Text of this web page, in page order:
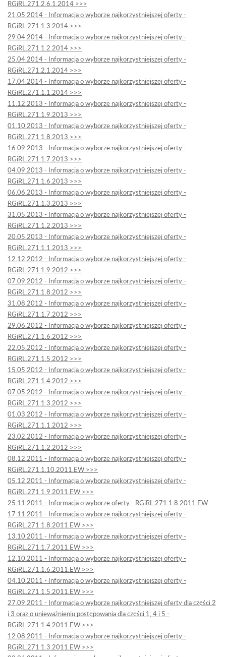
RGiRL.271.2.6.1.2014 >>>
21.05.2014 - Informacja o wyborze najkorzystniejszej oferty -
RGiRL.271.1.3.2014 >>>
29.04.2014 - Informacja o wyborze najkorzystniejszej oferty -
RGiRL.271.1.2.2014 >>>
25.04.2014 - Informacja o wyborze najkorzystniejszej oferty -
RGiRL.271.2.1.2014 >>>
17.04.2014 - Informacja o wyborze najkorzystniejszej oferty -
RGiRL.271.1.1.2014 >>>
11.12.2013 - Informacja o wyborze najkorzystniejszej oferty -
RGiRL.271.1.9.2013 >>>
01.10.2013 - Informacja o wyborze najkorzystniejszej oferty -
RGiRL.271.1.8.2013 >>>
16.09.2013 - Informacja o wyborze najkorzystniejszej oferty -
RGiRL.271.1.7.2013 >>>
04.09.2013 - Informacja o wyborze najkorzystniejszej oferty -
RGiRL.271.1.6.2013 >>>
06.06.2013 - Informacja o wyborze najkorzystniejszej oferty -
RGiRL.271.1.3.2013 >>>
31.05.2013 - Informacja o wyborze najkorzystniejszej oferty -
RGiRL.271.1.2.2013 >>>
20.05.2013 - Informacja o wyborze najkorzystniejszej oferty -
RGiRL.271.1.1.2013 >>>
12.12.2012 - Informacja o wyborze najkorzystniejszej oferty -
RGiRL.271.1.9.2012 >>>
07.09.2012 - Informacja o wyborze najkorzystniejszej oferty -
RGiRL.271.1.8.2012 >>>
31.08.2012 - Informacja o wyborze najkorzystniejszej oferty -
RGiRL.271.1.7.2012 >>>
29.06.2012 - Informacja o wyborze najkorzystniejszej oferty -
RGiRL.271.1.6.2012 >>>
22.05.2012 - Informacja o wyborze najkorzystniejszej oferty -
RGiRL.271.1.5.2012 >>>
15.05.2012 - Informacja o wyborze najkorzystniejszej oferty -
RGiRL.271.1.4.2012 >>>
07.05.2012 - Informacja o wyborze najkorzystniejszej oferty -
RGiRL.271.1.3.2012 >>>
01.03.2012 - Informacja o wyborze najkorzystniejszej oferty -
RGiRL.271.1.1.2012 >>>
23.02.2012 - Informacja o wyborze najkorzystniejszej oferty -
RGiRL.271.1.2.2012 >>>
08.12.2011 - Informacja o wyborze najkorzystniejszej oferty -
RGiRL.271.1.10.2011.EW >>>
05.12.2011 - Informacja o wyborze najkorzystniejszej oferty -
RGiRL.271.1.9.2011.EW >>>
25.11.2011 - Informacja o wyborze oferty - RGiRL.271.1.8.2011.EW
17.11.2011 - Informacja o wyborze najkorzystniejszej oferty -
RGiRL.271.1.8.2011.EW >>>
13.10.2011 - Informacja o wyborze najkorzystniejszej oferty -
RGiRL.271.1.7.2011.EW >>>
12.10.2011 - Informacja o wyborze najkorzystniejszej oferty -
RGiRL.271.1.6.2011.EW >>>
04.10.2011 - Informacja o wyborze najkorzystniejszej oferty -
RGiRL.271.1.5.2011.EW >>>
27.09.2011 - Informacja o wyborze najkorzystniejszej oferty dla części 2
i 3 oraz o unieważnieniu postępowania dla części 1, 4 i 5 -
RGiRL.271.1.4.2011.EW >>>
12.08.2011 - Informacja o wyborze najkorzystniejszej oferty -
RGiRL.271.1.3.2011.EW >>>